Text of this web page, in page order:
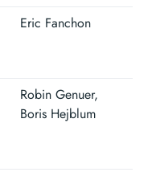
Eric Fanchon
Robin Genuer,
Boris Hejblum